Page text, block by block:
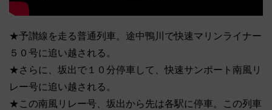
★予讃線を走る普通列車。途中鴨川で快速マリンライナー
５０号に追い越される。
★さらに、坂出で１０分停車して、快速サンポート南風リ
レー号に追い越される。
★この南風リレー号、坂出から先は各駅に停車。この列車